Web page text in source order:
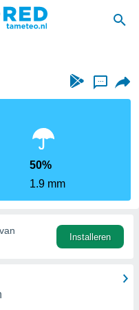
...
50%
1.9 mm
Installeren